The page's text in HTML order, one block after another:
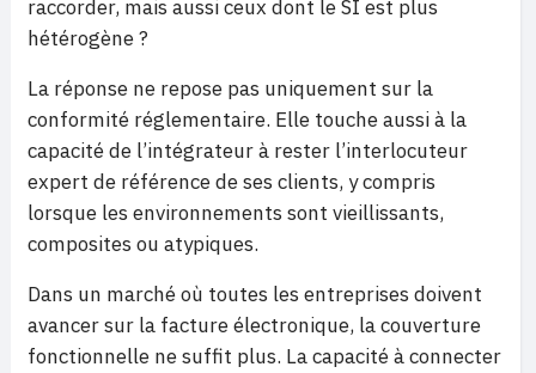
raccorder, mais aussi ceux dont le SI est plus
hétérogène ?
La réponse ne repose pas uniquement sur la
conformité réglementaire. Elle touche aussi à la
capacité de l’intégrateur à rester l’interlocuteur
expert de référence de ses clients, y compris
lorsque les environnements sont vieillissants,
composites ou atypiques.
Dans un marché où toutes les entreprises doivent
avancer sur la facture électronique, la couverture
fonctionnelle ne suffit plus. La capacité à connecter